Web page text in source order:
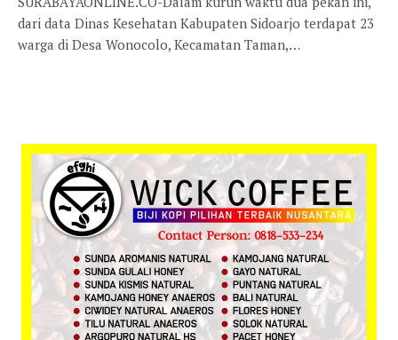
dari data Dinas Kesehatan Kabupaten Sidoarjo terdapat 23
warga di Desa Wonocolo, Kecamatan Taman,…